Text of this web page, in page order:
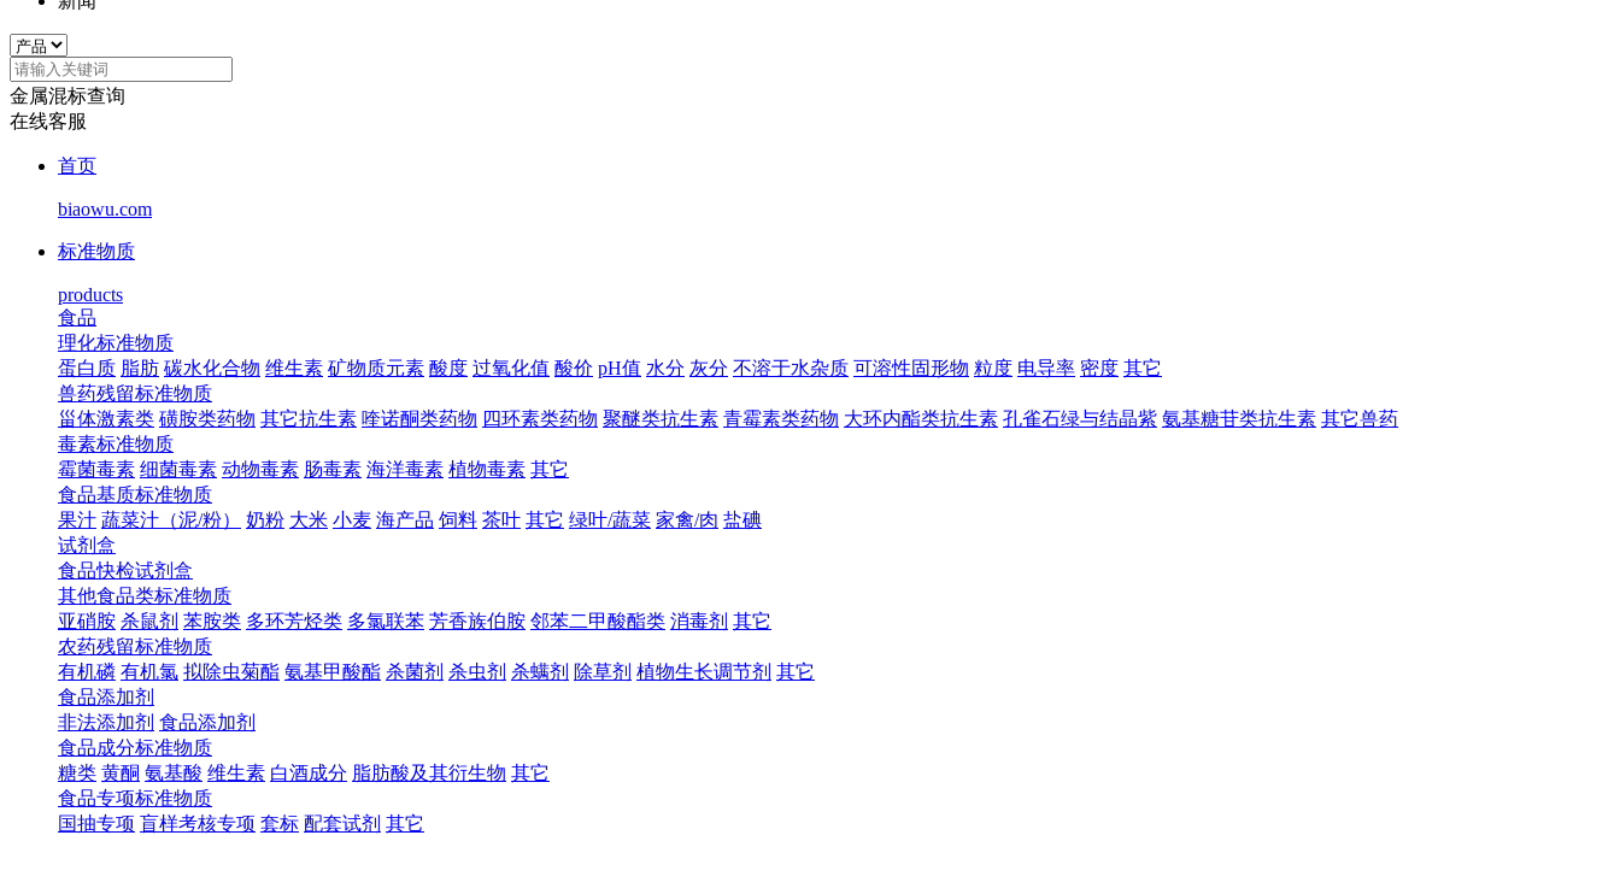
金属混标查询
在线客服
首页
biaowu.com
标准物质
products
食品
理化标准物质
蛋白质 脂肪 碳水化合物 维生素 矿物质元素 酸度 过氧化值 酸价 pH值 水分 灰分 不溶于水杂质 可溶性固形物 粒度 电导率 密度 其它
兽药残留标准物质
甾体激素类 磺胺类药物 其它抗生素 喹诺酮类药物 四环素类药物 聚醚类抗生素 青霉素类药物 大环内酯类抗生素 孔雀石绿与结晶紫 氨基糖苷类抗生素 其它兽药
毒素标准物质
霉菌毒素 细菌毒素 动物毒素 肠毒素 海洋毒素 植物毒素 其它
食品基质标准物质
果汁 蔬菜汁（泥/粉） 奶粉 大米 小麦 海产品 饲料 茶叶 其它 绿叶/蔬菜 家禽/肉 盐碘
试剂盒
食品快检试剂盒
其他食品类标准物质
亚硝胺 杀鼠剂 苯胺类 多环芳烃类 多氯联苯 芳香族伯胺 邻苯二甲酸酯类 消毒剂 其它
农药残留标准物质
有机磷 有机氯 拟除虫菊酯 氨基甲酸酯 杀菌剂 杀虫剂 杀螨剂 除草剂 植物生长调节剂 其它
食品添加剂
非法添加剂 食品添加剂
食品成分标准物质
糖类 黄酮 氨基酸 维生素 白酒成分 脂肪酸及其衍生物 其它
食品专项标准物质
国抽专项 盲样考核专项 套标 配套试剂 其它